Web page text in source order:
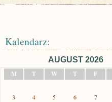
Kalendarz:
AUGUST 2026
M
T W T F
3
4 5 6 7